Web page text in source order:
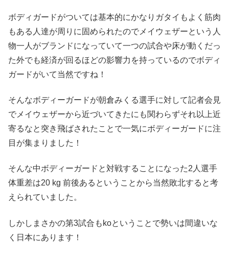
ボディガードがついては基本的にかなりガタイもよく筋肉
もある人達が周りに固められたのでメイウェザーという人
物一人がブランドになっていて一つの試合や床が動くだっ
た外でも経済が回るほどの影響力を持っているのでボディ
ガードがいて当然ですね！
そんなボディーガードが朝倉みくる選手に対して記者会見
でメイウェザーから近づいてきたにも関わらずそれ以上近
寄るなと突き飛ばされたことで一気にボディーガードに注
目が集まりました！
そんな中ボディーガードと対戦することになった2人選手
体重差は20 kg 前後あるということから当然敗北すると考
えられていました。
しかしまさかの第3試合もkoということで勢いは間違いな
く日本にあります！